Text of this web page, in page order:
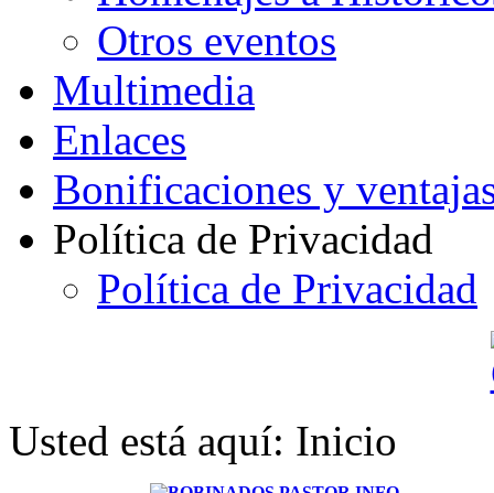
Otros eventos
Multimedia
Enlaces
Bonificaciones y
Política de Privacidad
Política de Privacidad
Usted está aquí: Inicio